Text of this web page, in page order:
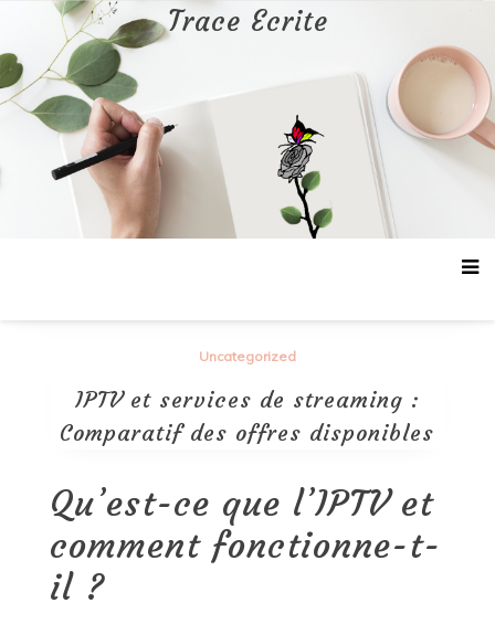
contenu
Trace Ecrite
Uncategorized
IPTV et services de streaming :
Comparatif des offres disponibles
Qu’est-ce que l’IPTV et
comment fonctionne-t-
il ?